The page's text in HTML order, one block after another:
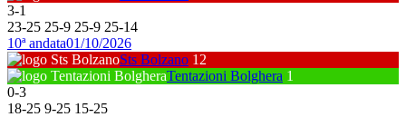
3-1
23-25 25-9 25-9 25-14
10ª andata01/10/2026
Sts Bolzano 12
Tentazioni Bolghera 1
0-3
18-25 9-25 15-25